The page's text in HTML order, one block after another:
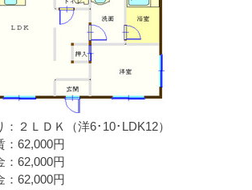
２ＬＤＫ（洋6･10･LDK12）
62,000円
62,000円
62,000円